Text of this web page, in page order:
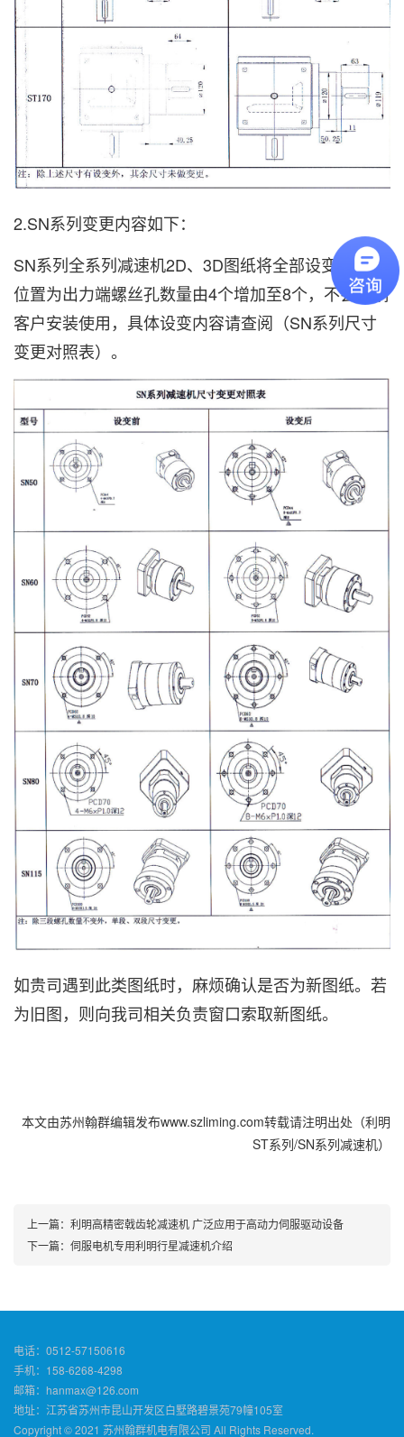
2.SN系列变更内容如下：
SN系列全系列减速机2D、3D图纸将全部设变； 设变
位置为出力端螺丝孔数量由4个增加至8个，不会影响
客户安装使用，具体设变内容请查阅 （SN系列尺寸
变更对照表）。
如贵司遇到此类图纸时， 麻烦确认是否为新图纸。若
为旧图，则向我司相关负责窗口索取新图纸。
本文由苏州翰群编辑发布www.szliming.com转载请注明出处（利明
ST系列/SN系列减速机）
上一篇： 利明高精密戟齿轮减速机 广泛应用于高动力伺服驱动设备
下一篇： 伺服电机专用利明行星减速机介绍
电话：0512-57150616
手机：158-6268-4298
邮箱：hanmax@126.com
地址：江苏省苏州市昆山开发区白墅路碧景苑79幢105室
Copyright © 2021 苏州翰群机电有限公司 All Rights Reserved.